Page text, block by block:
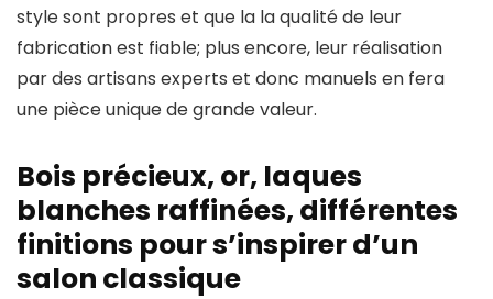
style sont propres et que la la qualité de leur
fabrication est fiable; plus encore, leur réalisation
par des artisans experts et donc manuels en fera
une pièce unique de grande valeur.
Bois précieux, or, laques
blanches raffinées, différentes
finitions pour s’inspirer d’un
salon classique